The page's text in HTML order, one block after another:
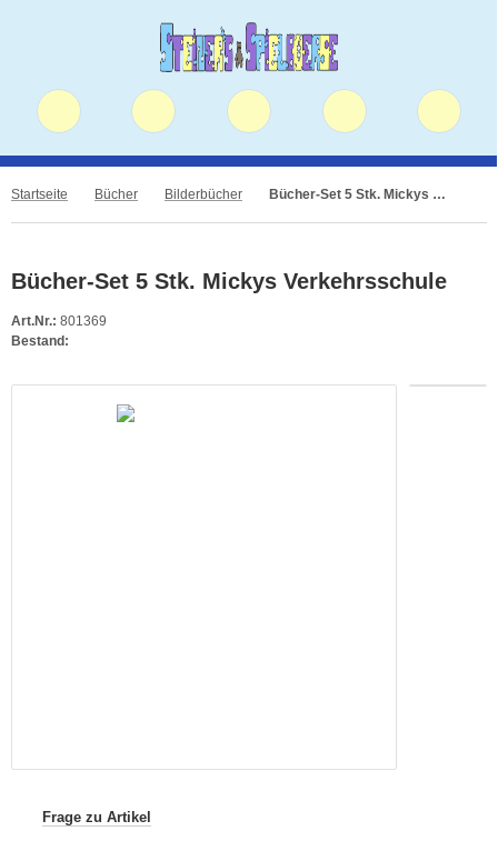
Startseite Bücher Bilderbücher Bücher-Set 5 Stk. Mickys Verkehrsschule
Bücher-Set 5 Stk. Mickys Verkehrsschule
Art.Nr.: 801369
Bestand:
Frage zu Artikel